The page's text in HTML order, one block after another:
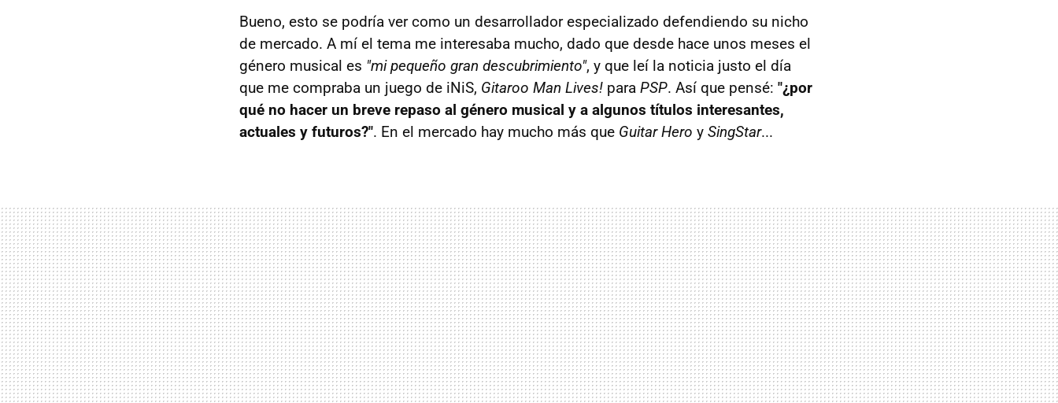
Bueno, esto se podría ver como un desarrollador especializado defendiendo su nicho
de mercado. A mí el tema me interesaba mucho, dado que desde hace unos meses el
género musical es "mi pequeño gran descubrimiento", y que leí la noticia justo el día
que me compraba un juego de iNiS, Gitaroo Man Lives! para PSP. Así que pensé: "¿por
qué no hacer un breve repaso al género musical y a algunos títulos interesantes,
actuales y futuros?". En el mercado hay mucho más que Guitar Hero y SingStar...